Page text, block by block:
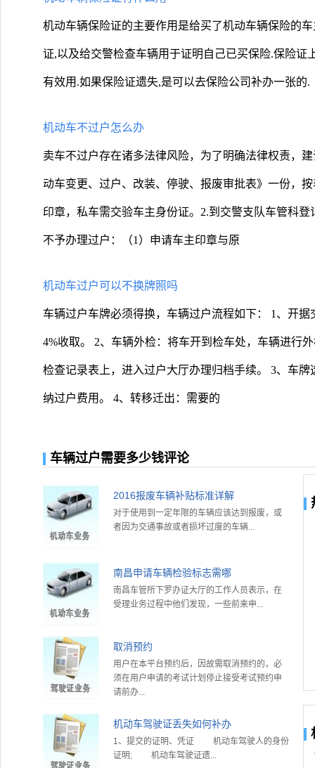
机动车辆保险证的主要作用是给买了机动车辆保险的
证,以及给交警检查车辆用于证明自己已买保险.保险证
有效用.如果保险证遗失,是可以去保险公司补办一张的.
机动车不过户怎么办
卖车不过户存在诸多法律风险，为了明确法律权责，
动车变更、过户、改装、停驶、报废审批表》一份，
印章，私车需交验车主身份证。2.到交警支队车管科
不予办理过户：（1）申请车主印章与原
机动车过户可以不换牌照吗
车辆过户车牌必须得换，车辆过户流程如下： 1、开
4%收取。 2、车辆外检：将车开到检车处，车辆进行
检查记录表上，进入过户大厅办理归档手续。 3、车
纳过户费用。 4、转移迁出：需要的
车辆过户需要多少钱评论
2016报废车辆补贴标准详解
对于使用到一定年限的车辆应该达到报废，或
者因为交通事故或者损坏过度的车辆...
南昌申请车辆检验标志需哪
南昌车管所下罗办证大厅的工作人员表示，在
受理业务过程中他们发现，一些前来申...
取消预约
用户在本平台预约后，因故需取消预约的，必
须在用户申请的考试计划停止接受考试预约申
请前办...
机动车驾驶证丢失如何补办
1、提交的证明、凭证 机动车驾驶人的身份
证明; 机动车驾驶证遗...